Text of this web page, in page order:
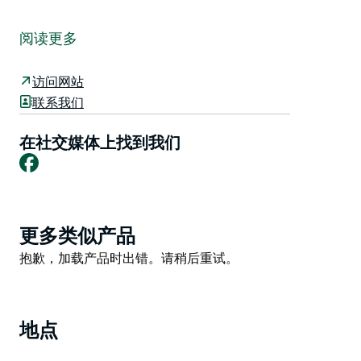
六在 Bourke 赛马场举行。步行、慢跑、跑步、做志愿者
或观看比赛 - 一切由您决定。快来加入，按照您的步调参
加吧！
之后，与其他参与者一起在当地咖啡馆喝杯咖啡。
别忘了带上可扫描的条形码副本（请求提醒）
阅读更多
访问网站
联系我们
在社交媒体上找到我们
Facebook
Product
List
更多类似产品
Product
抱歉，加载产品时出错。请稍后重试。
地点